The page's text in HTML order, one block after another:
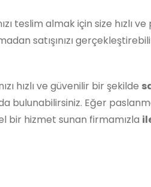
teslim almak için size hızlı
satışınızı
hızlı ve güvenilir bir şekilde
bulunabilirsiniz. Eğer
bir hizmet sunan firmamızla